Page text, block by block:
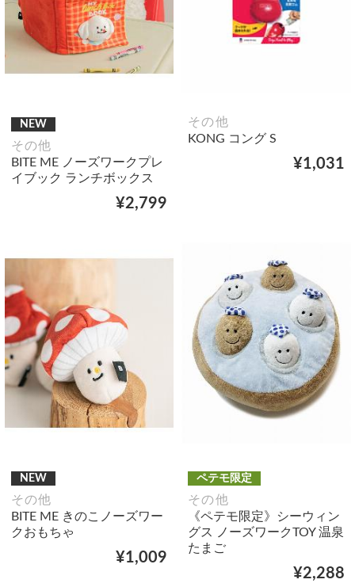
NEW
その他
BITE ME ノーズワークプレ
イブック ランチボックス
¥2,799
その他
KONG コング S
¥1,031
NEW
その他
BITE ME きのこノーズワー
クおもちゃ
¥1,009
ペテモ限定
その他
《ペテモ限定》シーウィン
グス ノーズワークTOY 温泉
たまご
¥2,288